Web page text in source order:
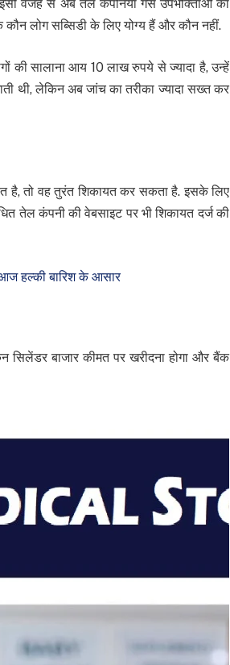
इसी वजह से अब तेल कंपनियां गैस उपभोक्ताओं का
कौन लोग सब्सिडी के लिए योग्य हैं और कौन नहीं.
की सालाना आय 10 लाख रुपये से ज्यादा है, उन्हें
थी, लेकिन अब जांच का तरीका ज्यादा सख्त कर
है, तो वह तुरंत शिकायत कर सकता है. इसके लिए
तेल कंपनी की वेबसाइट पर भी शिकायत दर्ज की
हल्की बारिश के आसार
सिलेंडर बाजार कीमत पर खरीदना होगा और बैंक